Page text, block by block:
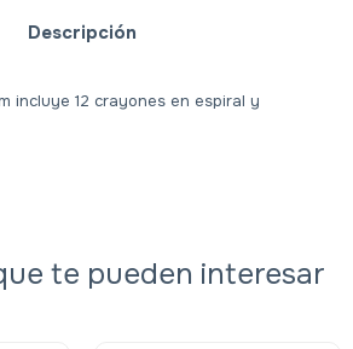
Descripción
incluye 12 crayones en espiral y
te pueden interesar